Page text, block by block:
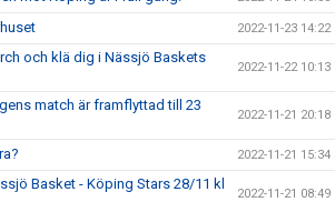
2022-11-23 14:22
och klä dig i Nässjö Baskets
2022-11-22 10:13
match är framflyttad till 23
2022-11-21 20:18
2022-11-21 15:34
Basket - Köping Stars 28/11 kl
2022-11-21 08:49